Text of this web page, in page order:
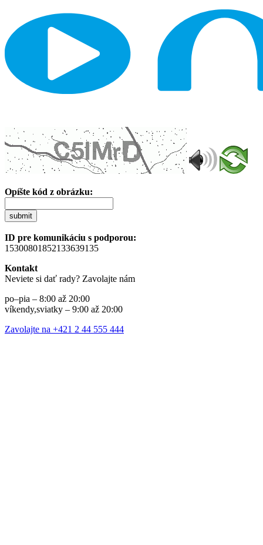
Opíšte kód z obrázku:
submit
ID pre komunikáciu s podporou:
15300801852133639135
Kontakt
Neviete si dať rady? Zavolajte nám
po–pia – 8:00 až 20:00
víkendy,sviatky – 9:00 až 20:00
Zavolajte na +421 2 44 555 444